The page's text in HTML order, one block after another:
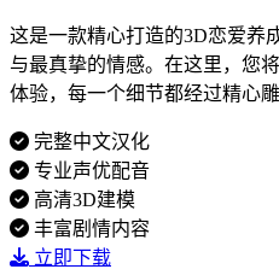
这是一款精心打造的3D恋爱养
与最真挚的情感。在这里，您
体验，每一个细节都经过精心
完整中文汉化
专业声优配音
高清3D建模
丰富剧情内容
立即下载